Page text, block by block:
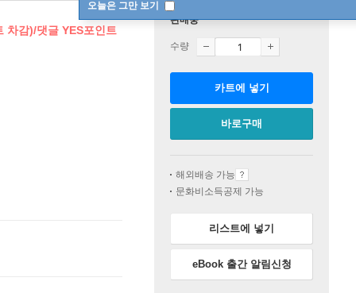
오늘은 그만 보기
차감)/댓글 YES포인트
판매중
수량
카트에 넣기
바로구매
해외배송 가능
문화비소득공제 가능
리스트에 넣기
eBook 출간 알림신청